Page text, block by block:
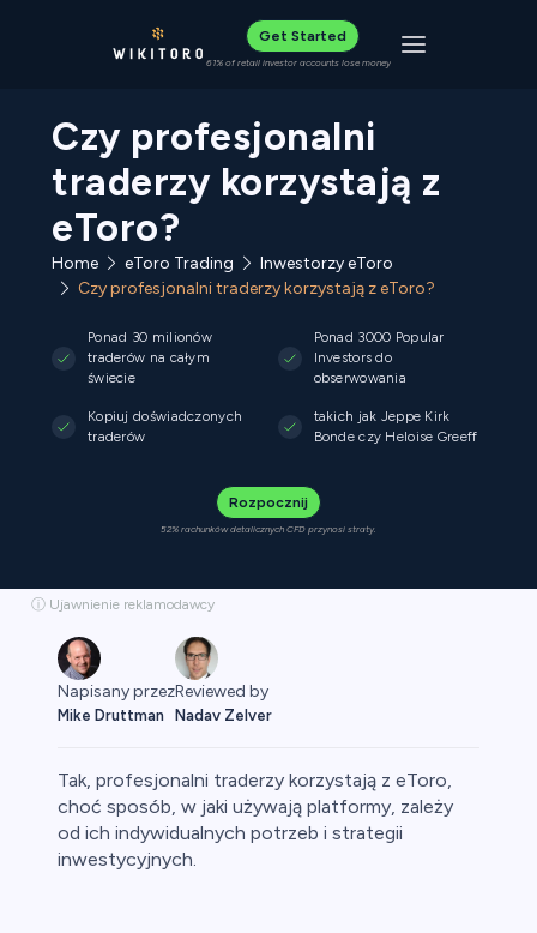
Get Started
61% of retail investor accounts lose money Toggle
Czy profesjonalni
traderzy korzystają z
eToro?
Home eToro Trading
Inwestorzy eToro
Czy profesjonalni traderzy korzystają z eToro?
Ponad 30 milionów
traderów na całym
świecie
Ponad 3000 Popular
Investors do
obserwowania
Kopiuj doświadczonych
traderów
takich jak Jeppe Kirk
Bonde czy Heloise Greeff
Rozpocznij
52% rachunków detalicznych CFD przynosi straty.
ⓘ Ujawnienie reklamodawcy
Napisany przez
Mike Druttman
Reviewed by
Nadav Zelver
Tak, profesjonalni traderzy korzystają z eToro,
choć sposób, w jaki używają platformy, zależy
od ich indywidualnych potrzeb i strategii
inwestycyjnych.